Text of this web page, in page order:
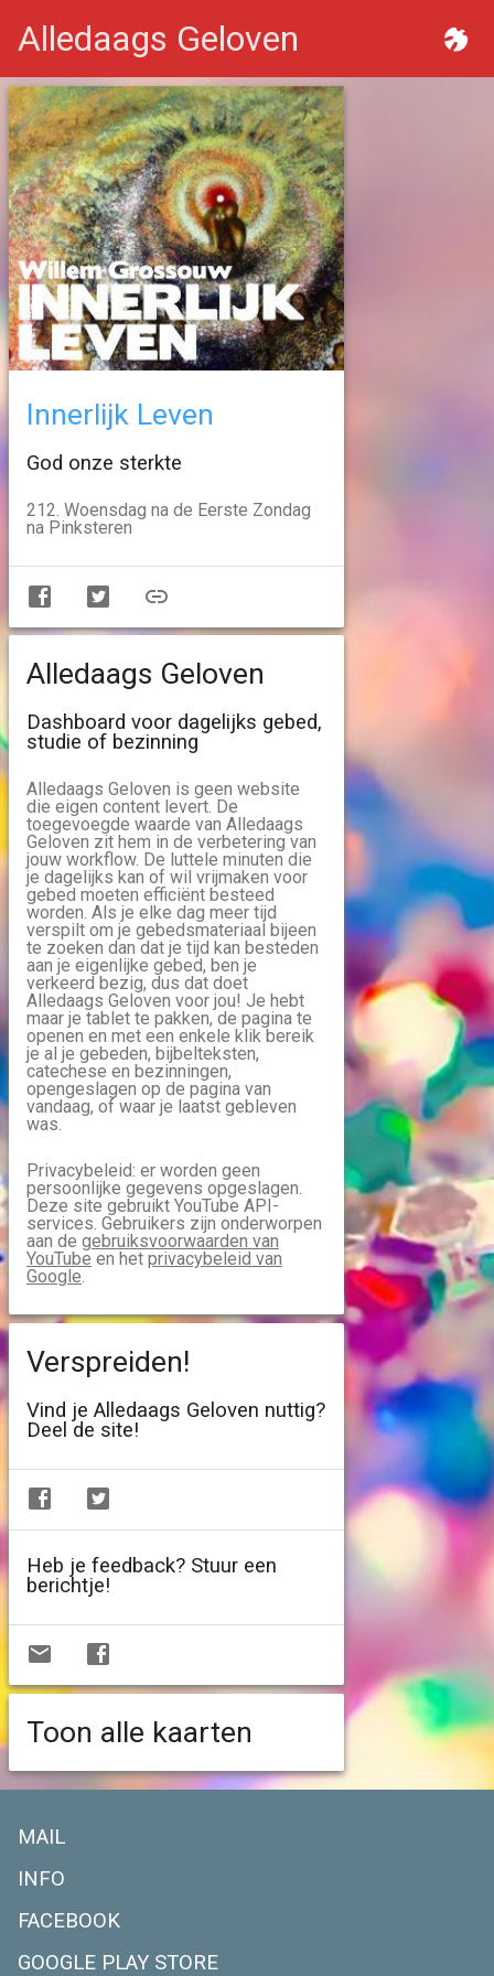
Alledaags Geloven
Innerlijk Leven
God onze sterkte
212. Woensdag na de Eerste Zondag
na Pinksteren
Alledaags Geloven
Dashboard voor dagelijks gebed,
studie of bezinning
Alledaags Geloven is geen website
die eigen content levert. De
toegevoegde waarde van Alledaags
Geloven zit hem in de verbetering van
jouw workflow. De luttele minuten die
je dagelijks kan of wil vrijmaken voor
gebed moeten efficiënt besteed
worden. Als je elke dag meer tijd
verspilt om je gebedsmateriaal bijeen
te zoeken dan dat je tijd kan besteden
aan je eigenlijke gebed, ben je
verkeerd bezig, dus dat doet
Alledaags Geloven voor jou! Je hebt
maar je tablet te pakken, de pagina te
openen en met een enkele klik bereik
je al je gebeden, bijbelteksten,
catechese en bezinningen,
opengeslagen op de pagina van
vandaag, of waar je laatst gebleven
was.
Privacybeleid: er worden geen
persoonlijke gegevens opgeslagen.
Deze site gebruikt YouTube API-
services. Gebruikers zijn onderworpen
aan de gebruiksvoorwaarden van
YouTube en het privacybeleid van
Google.
Verspreiden!
Vind je Alledaags Geloven nuttig?
Deel de site!
Heb je feedback? Stuur een
berichtje!
Toon alle kaarten
MAIL
INFO
FACEBOOK
GOOGLE PLAY STORE